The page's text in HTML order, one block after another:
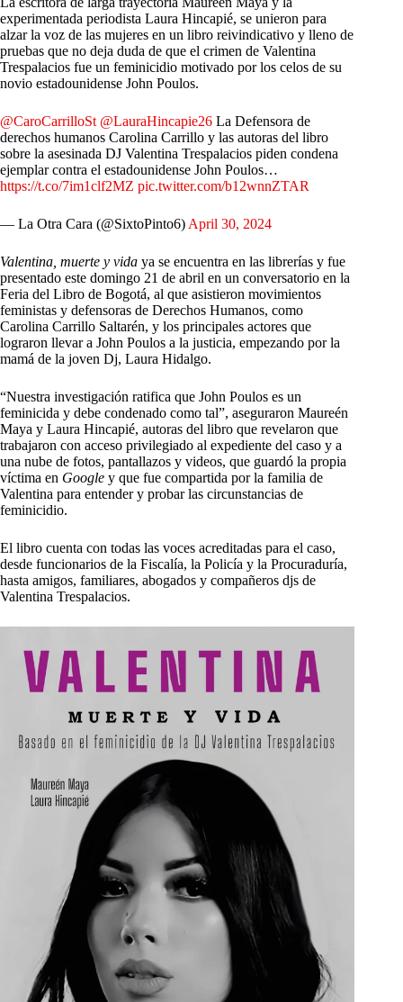
experimentada periodista Laura Hincapié, se unieron para
alzar la voz de las mujeres en un libro reivindicativo y lleno de
pruebas que no deja duda de que el crimen de Valentina
Trespalacios fue un feminicidio motivado por los celos de su
novio estadounidense John Poulos.
@CaroCarrilloSt @LauraHincapie26 La Defensora de
derechos humanos Carolina Carrillo y las autoras del libro
sobre la asesinada DJ Valentina Trespalacios piden condena
ejemplar contra el estadounidense John Poulos…
https://t.co/7im1clf2MZ pic.twitter.com/b12wnnZTAR
— La Otra Cara (@SixtoPinto6) April 30, 2024
Valentina, muerte y vida ya se encuentra en las librerías y fue
presentado este domingo 21 de abril en un conversatorio en la
Feria del Libro de Bogotá, al que asistieron movimientos
feministas y defensoras de Derechos Humanos, como
Carolina Carrillo Saltarén, y los principales actores que
lograron llevar a John Poulos a la justicia, empezando por la
mamá de la joven Dj, Laura Hidalgo.
“Nuestra investigación ratifica que John Poulos es un
feminicida y debe condenado como tal”, aseguraron Maureén
Maya y Laura Hincapié, autoras del libro que revelaron que
trabajaron con acceso privilegiado al expediente del caso y a
una nube de fotos, pantallazos y videos, que guardó la propia
víctima en Google y que fue compartida por la familia de
Valentina para entender y probar las circunstancias de
feminicidio.
El libro cuenta con todas las voces acreditadas para el caso,
desde funcionarios de la Fiscalía, la Policía y la Procuraduría,
hasta amigos, familiares, abogados y compañeros djs de
Valentina Trespalacios.